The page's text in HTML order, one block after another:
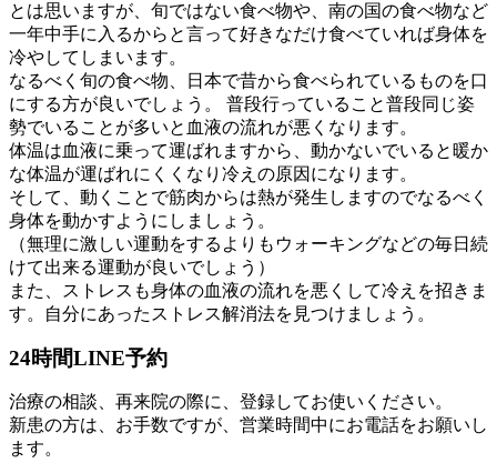
とは思いますが、旬ではない食べ物や、南の国の食べ物など
一年中手に入るからと言って好きなだけ食べていれば身体を
冷やしてしまいます。
なるべく旬の食べ物、日本で昔から食べられているものを口
にする方が良いでしょう。 普段行っていること普段同じ姿
勢でいることが多いと血液の流れが悪くなります。
体温は血液に乗って運ばれますから、動かないでいると暖か
な体温が運ばれにくくなり冷えの原因になります。
そして、動くことで筋肉からは熱が発生しますのでなるべく
身体を動かすようにしましょう。
（無理に激しい運動をするよりもウォーキングなどの毎日続
けて出来る運動が良いでしょう）
また、ストレスも身体の血液の流れを悪くして冷えを招きま
す。自分にあったストレス解消法を見つけましょう。
24時間LINE予約
治療の相談、再来院の際に、登録してお使いください。
新患の方は、お手数ですが、営業時間中にお電話をお願いし
ます。